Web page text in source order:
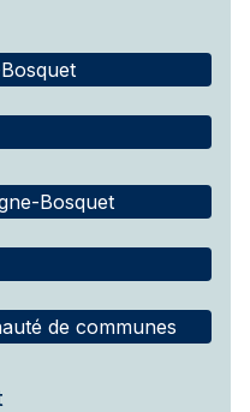
Bosquet
de communes